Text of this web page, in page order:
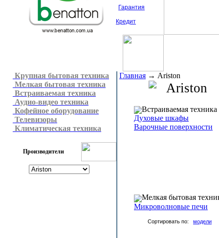
Гарантия
Кредит
Крупная бытовая техника
Мелкая бытовая техника
Встраиваемая техника
Аудио-видео техника
Кофейное оборудование
Телевизоры
Климатическая техника
Производители
Главная → Ariston
Ariston
Встраиваемая техника
Духовые шкафы
Варочные поверхности
Мелкая бытовая
Микроволновые печи
Сортировать по: модели